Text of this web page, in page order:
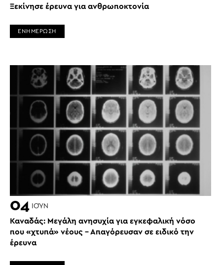
Ξεκίνησε έρευνα για ανθρωποκτονία
ΕΝΗΜΕΡΩΣΗ
04 ΙΟΎΝ
Καναδάς: Μεγάλη ανησυχία για εγκεφαλική νόσο
που «χτυπά» νέους – Απαγόρευσαν σε ειδικό την
έρευνα